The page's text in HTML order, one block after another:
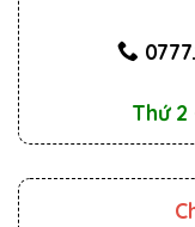
Thứ 2